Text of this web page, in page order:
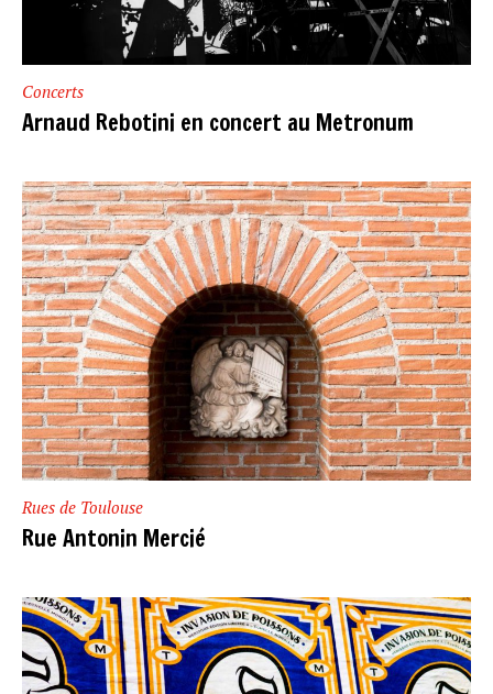
Concerts
Arnaud Rebotini en concert au Metronum
Rues de Toulouse
Rue Antonin Mercié